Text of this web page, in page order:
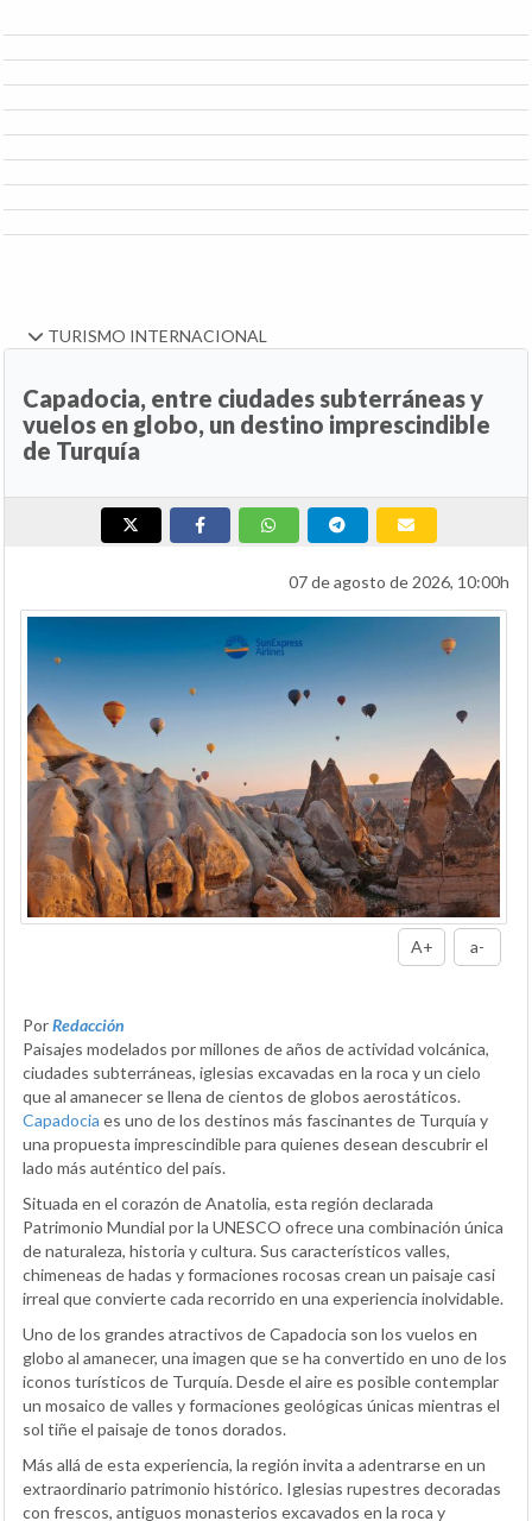
TURISMO INTERNACIONAL
Capadocia, entre ciudades subterráneas y
vuelos en globo, un destino imprescindible
de Turquía
07 de agosto de 2026, 10:00h
A+ a-
PorRedacción
Paisajes modelados por millones de años de actividad volcánica,
ciudades subterráneas, iglesias excavadas en la roca y un cielo
que al amanecer se llena de cientos de globos aerostáticos.
Capadocia es uno de los destinos más fascinantes de Turquía y
una propuesta imprescindible para quienes desean descubrir el
lado más auténtico del país.
Situada en el corazón de Anatolia, esta región declarada
Patrimonio Mundial por la UNESCO ofrece una combinación única
de naturaleza, historia y cultura. Sus característicos valles,
chimeneas de hadas y formaciones rocosas crean un paisaje casi
irreal que convierte cada recorrido en una experiencia inolvidable.
Uno de los grandes atractivos de Capadocia son los vuelos en
globo al amanecer, una imagen que se ha convertido en uno de los
iconos turísticos de Turquía. Desde el aire es posible contemplar
un mosaico de valles y formaciones geológicas únicas mientras el
sol tiñe el paisaje de tonos dorados.
Más allá de esta experiencia, la región invita a adentrarse en un
extraordinario patrimonio histórico. Iglesias rupestres decoradas
con frescos, antiguos monasterios excavados en la roca y